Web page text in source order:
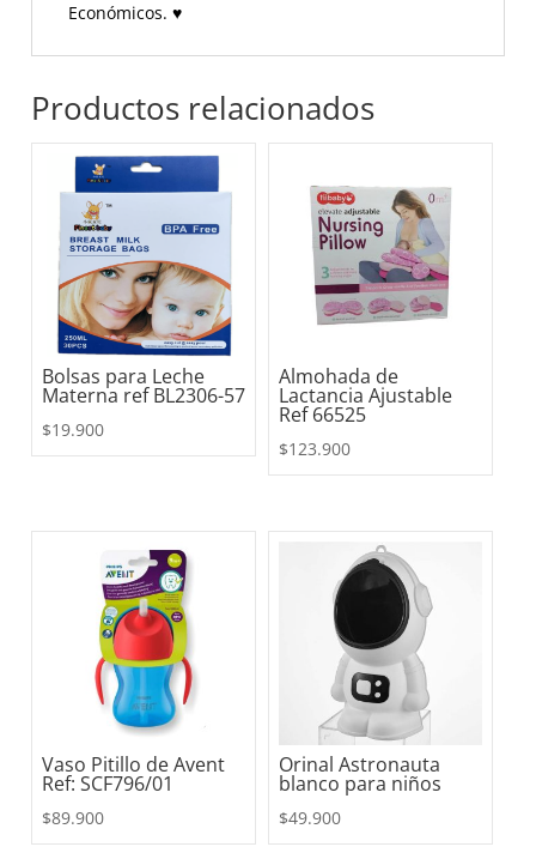
Económicos. ♥
Productos relacionados
Bolsas para Leche
Materna ref BL2306-57
$19.900
Almohada de
Lactancia Ajustable
Ref 66525
$123.900
Vaso Pitillo de Avent
Ref: SCF796/01
$89.900
Orinal Astronauta
blanco para niños
$49.900